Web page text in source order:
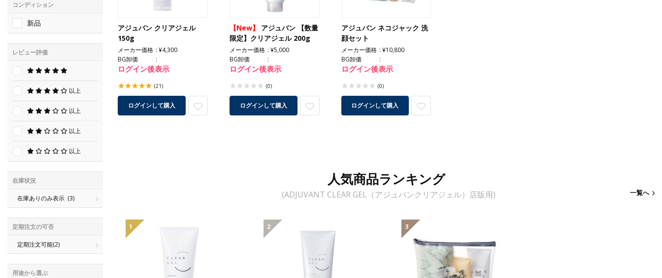
コンディション
新品
レビュー評価
以上
以上
以上
以上
在庫状況
在庫ありのみ表示 (3)
定期注文の可否
定期注文可能(2)
用途から選ぶ
アジュバン クリアジェル
150g
メーカー価格
¥4,300
BG卸価
ログイン後表示
(21)
ログインして購入
【New】
アジュバン 【数量
限定】クリアジェル 200g
メーカー価格
¥5,000
BG卸価
ログイン後表示
(0)
ログインして購入
アジュバン ネコジャック 洗
顔セット
メーカー価格
¥10,800
BG卸価
ログイン後表示
(0)
ログインして購入
人気商品ランキング
(ADJUVANT CLEAR GEL（アジュバンクリアジェル）店販用) 一覧へ
1 2 3